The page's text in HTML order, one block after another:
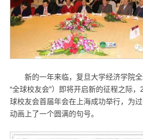
新的一年来临，复旦大学经济学院
“全球校友会”）即将开启新的征程之际
球校友会首届年会在上海成功举行，为
动画上了一个圆满的句号。